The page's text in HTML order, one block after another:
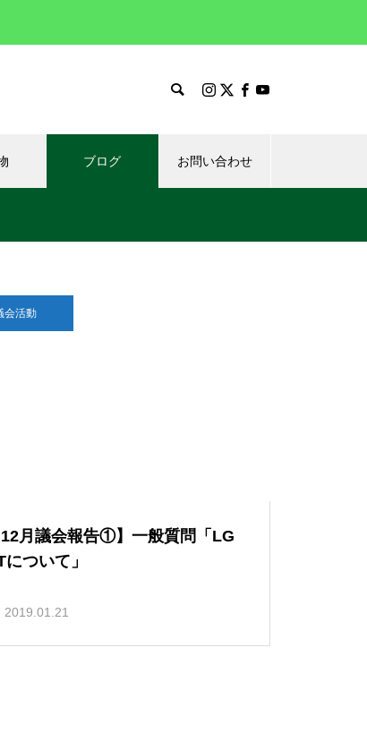
ブログ お問い合わせ
会活動
12月議会報告①】一般質問「LG
について」
2019.01.21